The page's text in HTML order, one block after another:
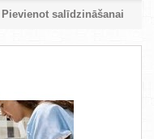
Pievienot salīdzināšanai